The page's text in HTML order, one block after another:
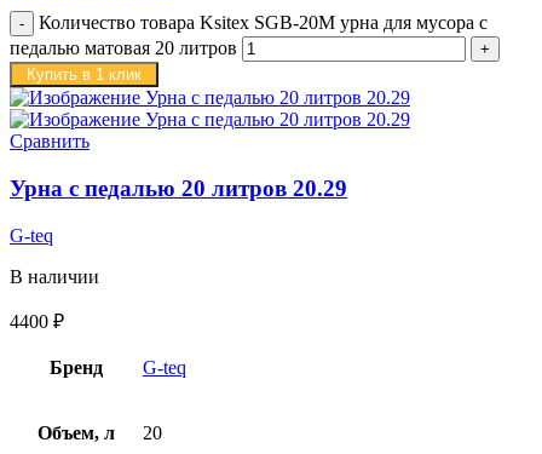
Количество товара Ksitex SGB-20M урна для мусора с
педалью матовая 20 литров
Купить в 1 клик
Сравнить
Урна с педалью 20 литров 20.29
G-teq
В наличии
4400 ₽
Бренд G-teq
Объем, л 20